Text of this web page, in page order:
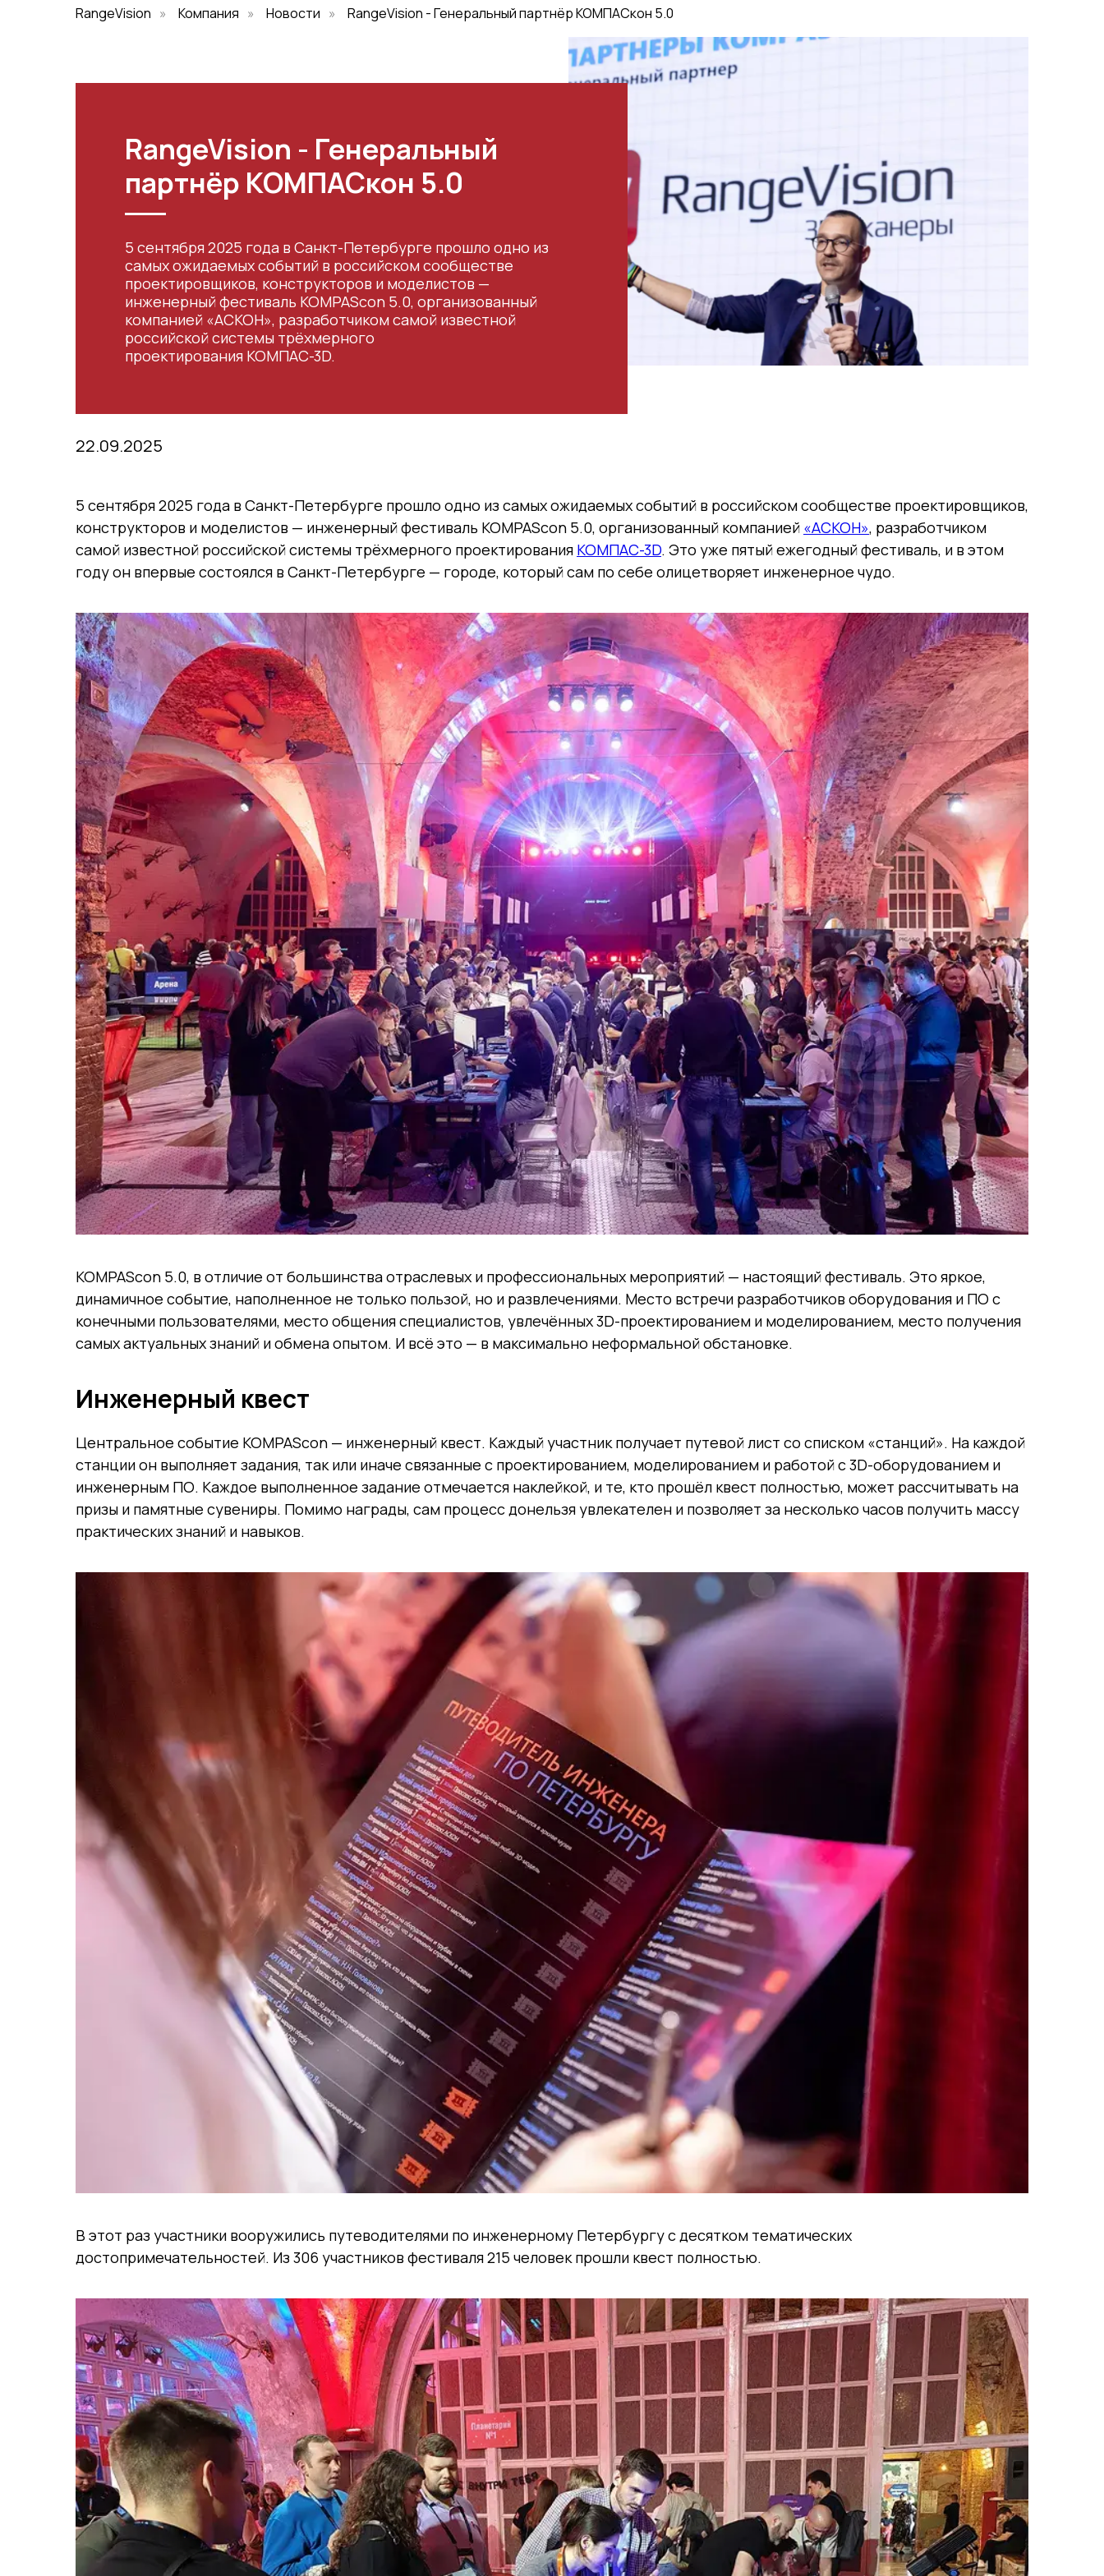
RangeVision » Компания » Новости » RangeVision - Генеральный партнёр КОМПАСкон 5.0
RangeVision - Генеральный
партнёр КОМПАСкон 5.0
5 сентября 2025 года в Санкт-Петербурге прошло одно из
самых ожидаемых событий в российском сообществе
проектировщиков, конструкторов и моделистов —
инженерный фестиваль KOMPAScon 5.0, организованный
компанией «АСКОН», разработчиком самой известной
российской системы трёхмерного
проектирования КОМПАС-3D.
22.09.2025
5 сентября 2025 года в Санкт-Петербурге прошло одно из самых ожидаемых событий в российском сообществе проектировщиков,
конструкторов и моделистов — инженерный фестиваль KOMPAScon 5.0, организованный компанией «АСКОН», разработчиком
самой известной российской системы трёхмерного проектирования КОМПАС-3D. Это уже пятый ежегодный фестиваль, и в этом
году он впервые состоялся в Санкт-Петербурге — городе, который сам по себе олицетворяет инженерное чудо.
KOMPAScon 5.0, в отличие от большинства отраслевых и профессиональных мероприятий — настоящий фестиваль. Это яркое,
динамичное событие, наполненное не только пользой, но и развлечениями. Место встречи разработчиков оборудования и ПО с
конечными пользователями, место общения специалистов, увлечённых 3D-проектированием и моделированием, место получения
самых актуальных знаний и обмена опытом. И всё это — в максимально неформальной обстановке.
Инженерный квест
Центральное событие KOMPAScon — инженерный квест. Каждый участник получает путевой лист со списком «станций». На каждой
станции он выполняет задания, так или иначе связанные с проектированием, моделированием и работой с 3D-оборудованием и
инженерным ПО. Каждое выполненное задание отмечается наклейкой, и те, кто прошёл квест полностью, может рассчитывать на
призы и памятные сувениры. Помимо награды, сам процесс донельзя увлекателен и позволяет за несколько часов получить массу
практических знаний и навыков.
В этот раз участники вооружились путеводителями по инженерному Петербургу с десятком тематических
достопримечательностей. Из 306 участников фестиваля 215 человек прошли квест полностью.